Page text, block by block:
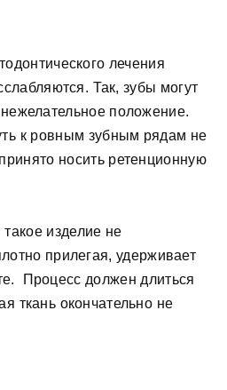
лечения
Так, зубы могут
положение.
к ровным зубным рядам не
носить ретенционную
изделие не
прилегая, удерживает
Процесс должен длиться
ткань окончательно не